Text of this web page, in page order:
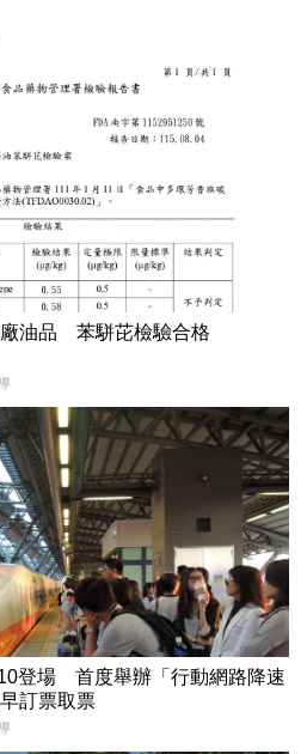
油品 苯駢芘檢驗合格
登場 首度舉辦「行動網路降速
訂票取票